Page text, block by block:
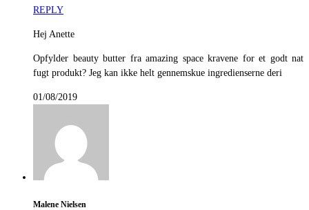
REPLY
Hej Anette
Opfylder beauty butter fra amazing space kravene for et godt nat
fugt produkt? Jeg kan ikke helt gennemskue ingredienserne deri
01/08/2019
Malene Nielsen